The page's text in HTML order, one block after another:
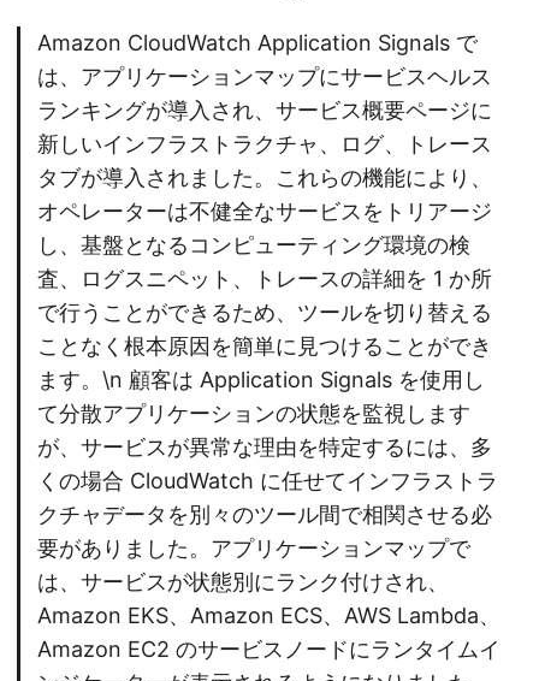
Amazon CloudWatch Application Signals で
は、アプリケーションマップにサービスヘルス
ランキングが導入され、サービス概要ページに
新しいインフラストラクチャ、ログ、トレース
タブが導入されました。これらの機能により、
オペレーターは不健全なサービスをトリアージ
し、基盤となるコンピューティング環境の検
査、ログスニペット、トレースの詳細を 1 か所
で行うことができるため、ツールを切り替える
ことなく根本原因を簡単に見つけることができ
ます。\n 顧客は Application Signals を使用し
て分散アプリケーションの状態を監視します
が、サービスが異常な理由を特定するには、多
くの場合 CloudWatch に任せてインフラストラ
クチャデータを別々のツール間で相関させる必
要がありました。アプリケーションマップで
は、サービスが状態別にランク付けされ、
Amazon EKS、Amazon ECS、AWS Lambda、
Amazon EC2 のサービスノードにランタイムイ